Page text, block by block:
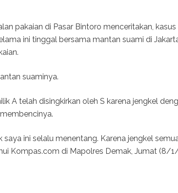
pakaian di Pasar Bintoro menceritakan,
ini tinggal bersama mantan suami di
suaminya.
A telah disingkirkan oleh S karena jengkel
saya ini selalu menentang. Karena jengkel
Kompas.com di Mapolres Demak, Jumat (8/